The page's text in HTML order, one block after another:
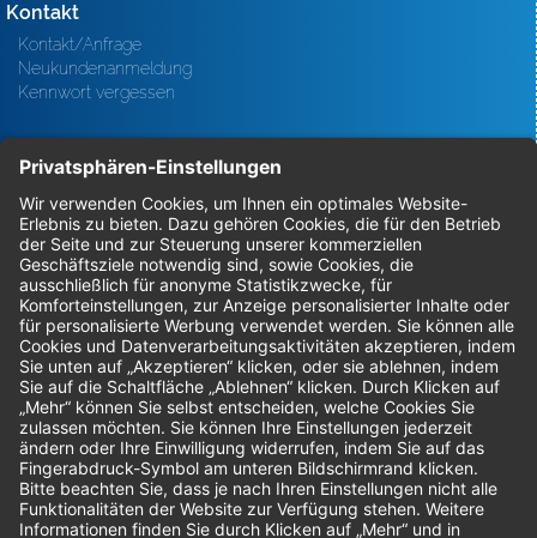
Kontakt
Kontakt/Anfrage
Neukundenanmeldung
Kennwort vergessen
Bestellungen
Sendung verfolgen
Geprüfter Shop